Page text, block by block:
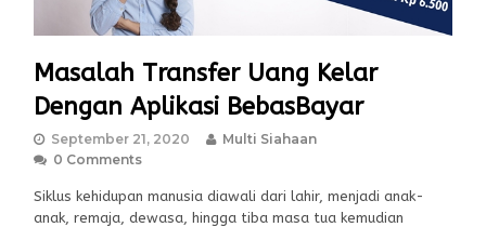
Masalah Transfer Uang Kelar
Dengan Aplikasi BebasBayar
September 21, 2020
Multi Siahaan
0 Comments
Siklus kehidupan manusia diawali dari lahir, menjadi anak-
anak, remaja, dewasa, hingga tiba masa tua kemudian